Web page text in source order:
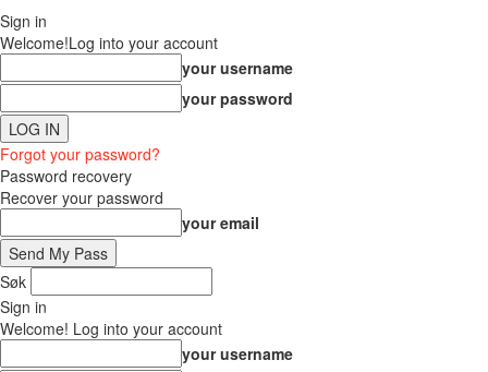
Sign in
Welcome!Log into your account
your username
your password
Forgot your password?
Password recovery
Recover your password
your email
Søk
Sign in
Welcome! Log into your account
your username